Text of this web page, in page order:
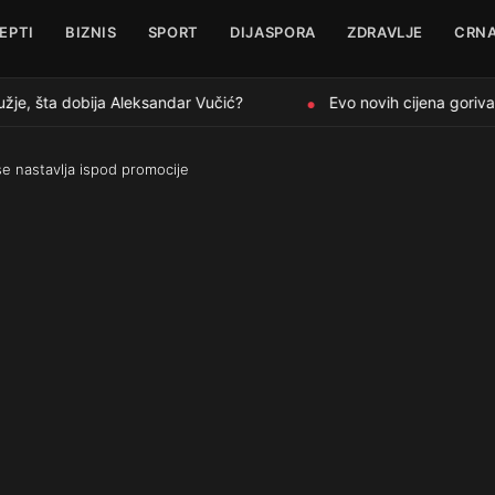
BIZNIS SPORT DIJASPORA ZDRAVLJE
šta dobija Aleksandar Vučić? Evo novih cijena
nastavlja ispod promocije